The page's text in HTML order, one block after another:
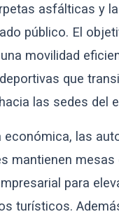
asfálticas y
público. El
movilidad
que
las sedes del
económica, las
mantienen mesas
para
turísticos.